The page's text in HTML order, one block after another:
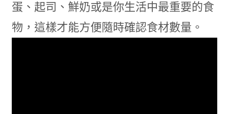
蛋、起司、鮮奶或是你生活中最重要的食
物，這樣才能方便隨時確認食材數量。